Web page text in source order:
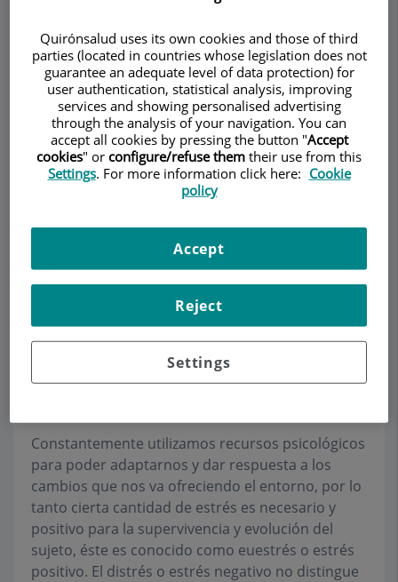
Description ServicesTeam ContactRelevant details
Opening hours
Make an appointment
Estrés
El estrés es el proceso que se pone en marcha
cuando existe un desequilibrio entre la demanda
ambiental y los recursos de afrontamiento de la
persona. El individuo, fruto de este desequilibrio,
experimenta una respuesta psicológica
conductual y fisiológica para adaptarse a la
Constantemente utilizamos recursos psicológicos
para poder adaptarnos y dar respuesta a los
cambios que nos va ofreciendo el entorno, por lo
tanto cierta cantidad de estrés es necesario y
positivo para la supervivencia y evolución del
sujeto, éste es conocido como euestrés o estrés
positivo. El distrés o estrés negativo no distingue
Quirónsalud uses its own cookies and those of third
parties (located in countries whose legislation does not
guarantee an adequate level of data protection) for
user authentication, statistical analysis, improving
services and showing personalised advertising
through the analysis of your navigation. You can
accept all cookies by pressing the button "Accept
cookies" or configure/refuse them their use from this
Settings. For more information click here: Cookie
policy
Settings
Reject
Accept